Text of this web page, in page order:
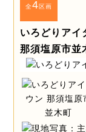
全4区画
いろどりアイ
那須塩原市並